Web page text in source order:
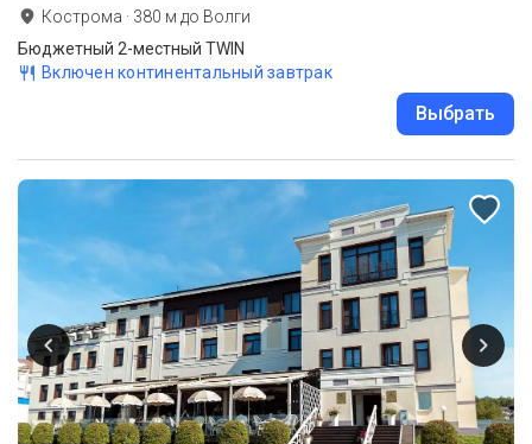
Кострома · 380 м до Волги
Бюджетный 2-местный TWIN
Включен континентальный завтрак
Выбрать